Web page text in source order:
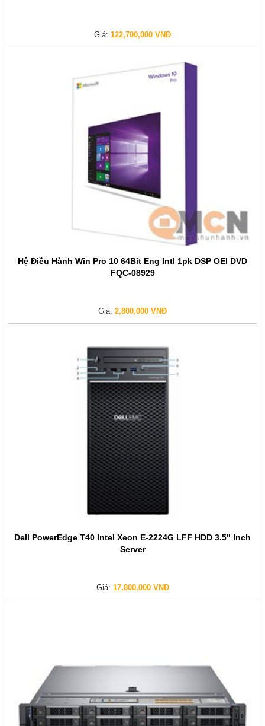
Giá: 122,700,000 VNĐ
Hệ Điều Hành Win Pro 10 64Bit Eng Intl 1pk DSP OEI DVD
FQC-08929
Giá: 2,800,000 VNĐ
Dell PowerEdge T40 Intel Xeon E-2224G LFF HDD 3.5" Inch
Server
Giá: 17,800,000 VNĐ